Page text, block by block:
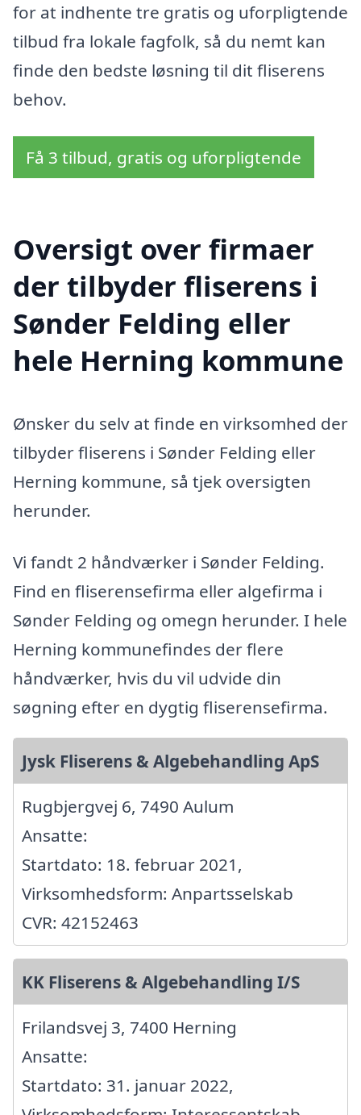
for at indhente tre gratis og uforpligtende
tilbud fra lokale fagfolk, så du nemt kan
finde den bedste løsning til dit fliserens
behov.
Få 3 tilbud, gratis og uforpligtende
Oversigt over firmaer
der tilbyder fliserens i
Sønder Felding eller
hele Herning kommune
Ønsker du selv at finde en virksomhed der
tilbyder fliserens i Sønder Felding eller
Herning kommune, så tjek oversigten
herunder.
Vi fandt 2 håndværker i Sønder Felding.
Find en fliserensefirma eller algefirma i
Sønder Felding og omegn herunder. I hele
Herning kommunefindes der flere
håndværker, hvis du vil udvide din
søgning efter en dygtig fliserensefirma.
Jysk Fliserens & Algebehandling ApS
Rugbjergvej 6, 7490 Aulum
Ansatte:
Startdato: 18. februar 2021,
Virksomhedsform: Anpartsselskab
CVR: 42152463
KK Fliserens & Algebehandling I/S
Frilandsvej 3, 7400 Herning
Ansatte:
Startdato: 31. januar 2022,